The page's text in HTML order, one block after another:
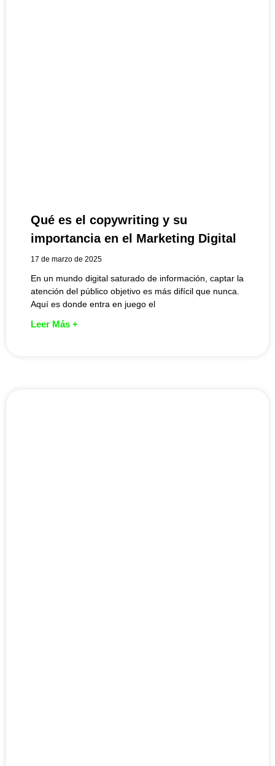
Qué es el copywriting y su
importancia en el Marketing Digital
17 de marzo de 2025
En un mundo digital saturado de información, captar la
atención del público objetivo es más difícil que nunca.
Aquí es donde entra en juego el
Leer Más +